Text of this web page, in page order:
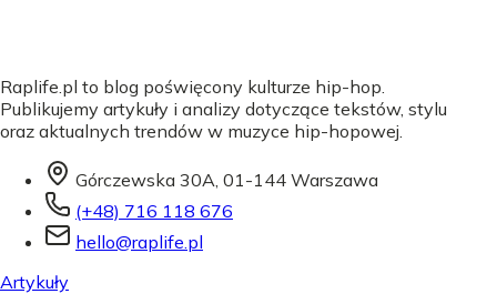
Raplife.pl to blog poświęcony kulturze hip-hop.
Publikujemy artykuły i analizy dotyczące tekstów, stylu
oraz aktualnych trendów w muzyce hip-hopowej.
Górczewska 30A, 01-144 Warszawa
(+48) 716 118 676
hello@raplife.pl
Artykuły